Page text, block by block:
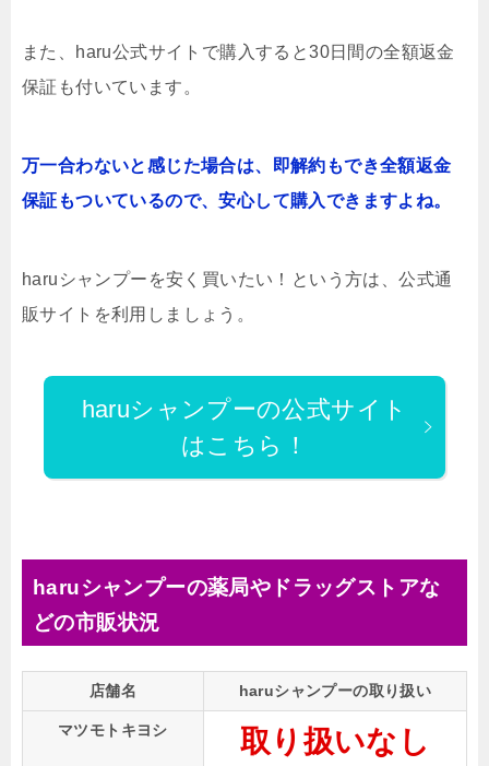
また、haru公式サイトで購入すると30日間の全額返金
保証も付いています。
万一合わないと感じた場合は、即解約もでき全額返金
保証もついているので、安心して購入できますよね。
haruシャンプーを安く買いたい！という方は、公式通
販サイトを利用しましょう。
haruシャンプーの公式サイト
はこちら！
haruシャンプーの薬局やドラッグストアな
どの市販状況
店舗名 haruシャンプーの取り扱い
マツモトキヨシ 取り扱いなし